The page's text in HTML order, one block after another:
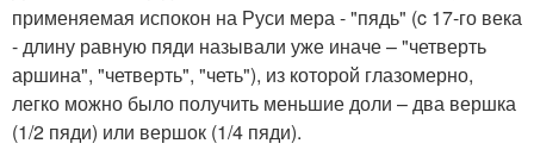
применяемая испокон на Руси мера - "пядь" (c 17-го века
- длину равную пяди называли уже иначе – "четверть
аршина", "четверть", "четь"), из которой глазомерно,
легко можно было получить меньшие доли – два вершка
(1/2 пяди) или вершок (1/4 пяди).